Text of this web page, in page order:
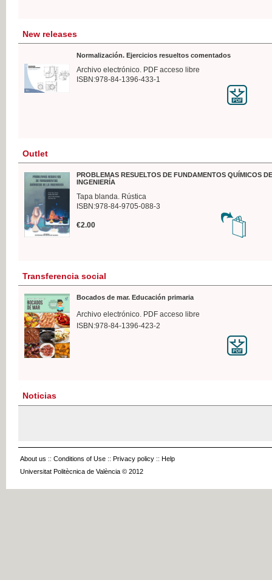
New releases
Normalización. Ejercicios resueltos comentados
Archivo electrónico. PDF acceso libre
ISBN:978-84-1396-433-1
Outlet
PROBLEMAS RESUELTOS DE FUNDAMENTOS QUÍMICOS
INGENIERÍA
Tapa blanda. Rústica
ISBN:978-84-9705-088-3
€2.00
Transferencia social
Bocados de mar. Educación primaria
Archivo electrónico. PDF acceso libre
ISBN:978-84-1396-423-2
Noticias
About us :: Conditions of Use :: Privacy policy :: Help
Universitat Politècnica de València © 2012